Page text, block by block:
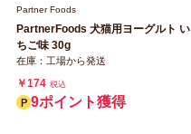
Partner Foods
PartnerFoods 犬猫用ヨーグルト い
ちご味 30g
在庫：工場から発送
￥174 税込
9ポイント獲得